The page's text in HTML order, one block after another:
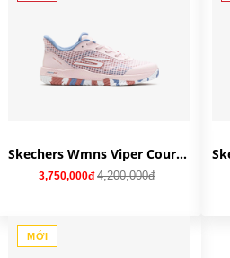
Skechers Wmns Viper Court Pro 'Light Pink Blue' 172069-LTPK
3,750,000đ 4,200,000đ
MỚI